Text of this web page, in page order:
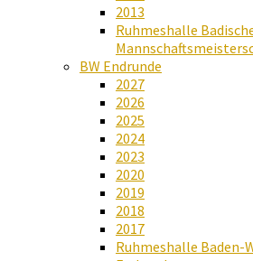
2013
Ruhmeshalle
BW Endrunde
2027
2026
2025
2024
2023
2020
2019
2018
2017
Ruhmeshalle